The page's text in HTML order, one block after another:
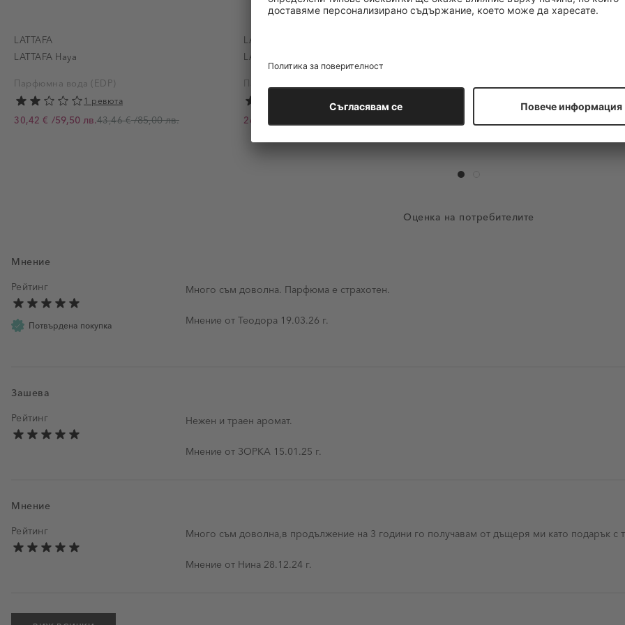
LATTAFA
LATTAFA Haya
Парфюмна вода (EDP)
1 ревюта
Промо цена
30,42 € /59,50 лв.43,46 €/85,00 лв.
LATTAFA
LATTAFA Mayar
Парфюмна вода (EDP)
4 ревюта
Промо цена
26,84 €
33 ревюта
Промо цена
Оценка на потребителите
Мнение
Рейтинг
Потвърдена покупка
Много съм доволна. Парфюма е страхотен.
Мнение от Теодора 19 март 2026 г.
19.03.26 г.
Зашева
Рейтинг
Нежен и траен аромат.
Мнение от ЗОРКА 15 януари 2025 г.
15.01.25 г.
Мнение
Рейтинг
Много съм доволна,в продължение на 3 години го получавам от дъщеря ми като подарък с
Мнение от Нина 28 декември 2024 г.
28.12.24 г.